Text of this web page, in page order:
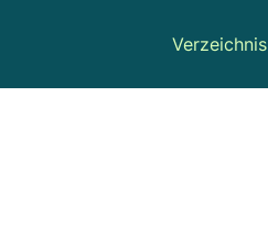
Verzeichnis